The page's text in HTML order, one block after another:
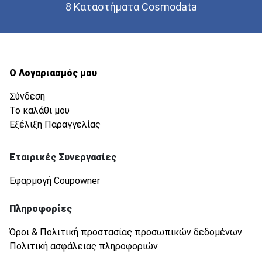
8 Καταστήματα Cosmodata
Ο Λογαριασμός μου
Σύνδεση
Το καλάθι μου
Εξέλιξη Παραγγελίας
Εταιρικές Συνεργασίες
Εφαρμογή Coupowner
Πληροφορίες
Όροι & Πολιτική προστασίας προσωπικών δεδομένων
Πολιτική ασφάλειας πληροφοριών